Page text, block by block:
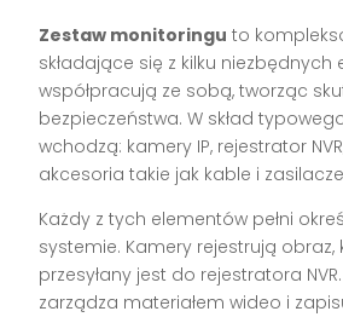
Zestaw monitoringu to
składające się z kilku niezbędnych
współpracują ze sobą, tworząc
bezpieczeństwa. W skład
wchodzą: kamery IP, rejestrator
akcesoria takie jak kable i
Każdy z tych elementów pełni
systemie. Kamery rejestrują
przesyłany jest do rejestratora
zarządza materiałem wideo i